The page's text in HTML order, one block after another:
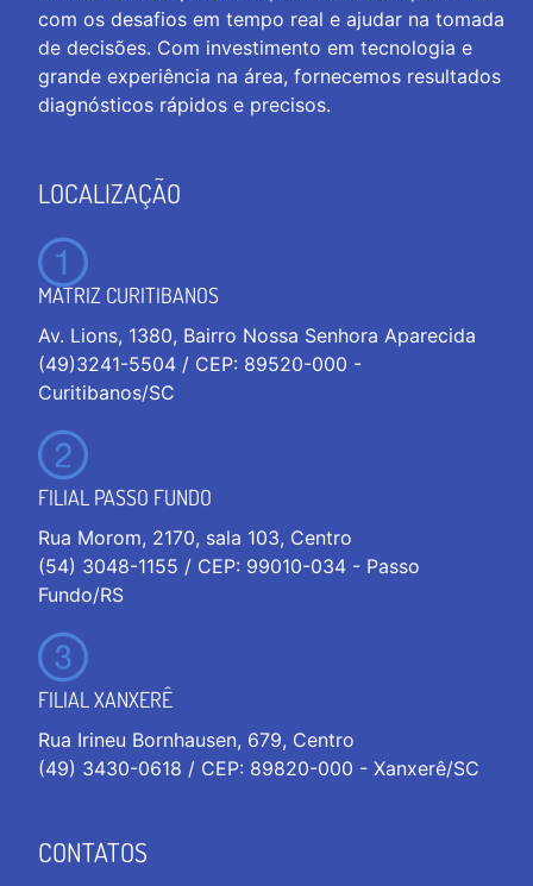
com os desafios em tempo real e ajudar na tomada
de decisões. Com investimento em tecnologia e
grande experiência na área, fornecemos resultados
diagnósticos rápidos e precisos.
LOCALIZAÇÃO
MATRIZ CURITIBANOS
Av. Lions, 1380, Bairro Nossa Senhora Aparecida
(49)3241-5504 / CEP: 89520-000 -
Curitibanos/SC
FILIAL PASSO FUNDO
Rua Morom, 2170, sala 103, Centro
(54) 3048-1155 / CEP: 99010-034 - Passo
Fundo/RS
FILIAL XANXERÊ
Rua Irineu Bornhausen, 679, Centro
(49) 3430-0618 / CEP: 89820-000 - Xanxerê/SC
CONTATOS